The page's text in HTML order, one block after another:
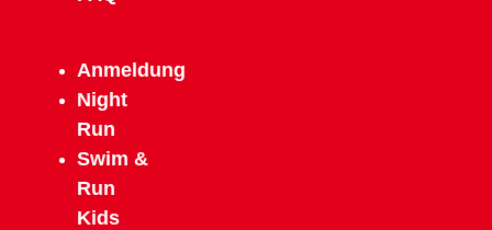
Anmeldung
Night
Run
Swim &
Run
Kids